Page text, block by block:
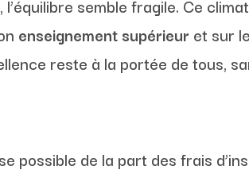
semble fragile. Ce
enseignement supérieur et sur
reste à la portée de tous,
possible de la part des frais